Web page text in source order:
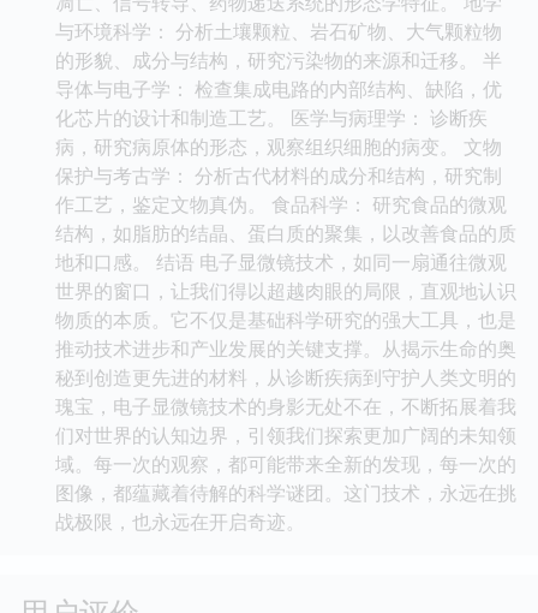
与环境科学： 分析土壤颗粒、岩石矿物、大气颗粒物
的形貌、成分与结构，研究污染物的来源和迁移。 半
导体与电子学： 检查集成电路的内部结构、缺陷，优
化芯片的设计和制造工艺。 医学与病理学： 诊断疾
病，研究病原体的形态，观察组织细胞的病变。 文物
保护与考古学： 分析古代材料的成分和结构，研究制
作工艺，鉴定文物真伪。 食品科学： 研究食品的微观
结构，如脂肪的结晶、蛋白质的聚集，以改善食品的质
地和口感。 结语 电子显微镜技术，如同一扇通往微观
世界的窗口，让我们得以超越肉眼的局限，直观地认识
物质的本质。它不仅是基础科学研究的强大工具，也是
推动技术进步和产业发展的关键支撑。从揭示生命的奥
秘到创造更先进的材料，从诊断疾病到守护人类文明的
瑰宝，电子显微镜技术的身影无处不在，不断拓展着我
们对世界的认知边界，引领我们探索更加广阔的未知领
域。每一次的观察，都可能带来全新的发现，每一次的
图像，都蕴藏着待解的科学谜团。这门技术，永远在挑
战极限，也永远在开启奇迹。